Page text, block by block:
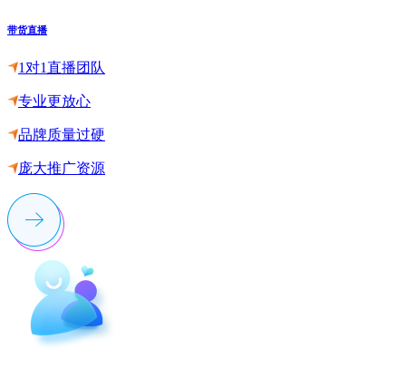
带货直播
1对1直播团队
专业更放心
品牌质量过硬
庞大推广资源